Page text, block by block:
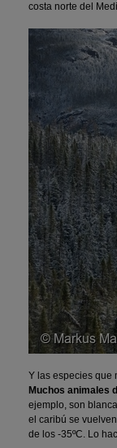
costa norte del
Y las especies que
Muchos animales
ejemplo, son
el caribú se
de los -35ºC. Lo